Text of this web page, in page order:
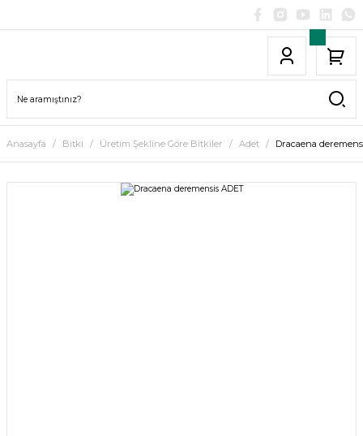
Anasayfa Bitki Üretim Şekline Göre Bitkiler Adet Dracaena